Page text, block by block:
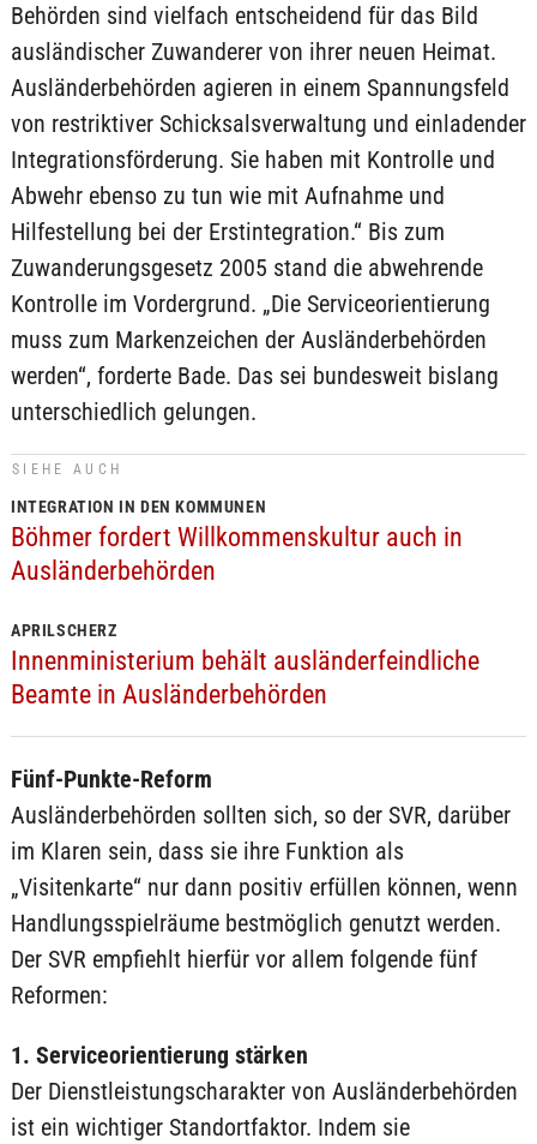
Behörden sind vielfach entscheidend für das Bild
ausländischer Zuwanderer von ihrer neuen Heimat.
Ausländerbehörden agieren in einem Spannungsfeld
von restriktiver Schicksalsverwaltung und einladender
Integrationsförderung. Sie haben mit Kontrolle und
Abwehr ebenso zu tun wie mit Aufnahme und
Hilfestellung bei der Erstintegration.“ Bis zum
Zuwanderungsgesetz 2005 stand die abwehrende
Kontrolle im Vordergrund. „Die Serviceorientierung
muss zum Markenzeichen der Ausländerbehörden
werden“, forderte Bade. Das sei bundesweit bislang
unterschiedlich gelungen.
SIEHE AUCH
INTEGRATION IN DEN KOMMUNEN
Böhmer fordert Willkommenskultur auch in
Ausländerbehörden
APRILSCHERZ
Innenministerium behält ausländerfeindliche
Beamte in Ausländerbehörden
Fünf-Punkte-Reform
Ausländerbehörden sollten sich, so der SVR, darüber
im Klaren sein, dass sie ihre Funktion als
„Visitenkarte“ nur dann positiv erfüllen können, wenn
Handlungsspielräume bestmöglich genutzt werden.
Der SVR empfiehlt hierfür vor allem folgende fünf
Reformen:
1. Serviceorientierung stärken
Der Dienstleistungscharakter von Ausländerbehörden
ist ein wichtiger Standortfaktor. Indem sie